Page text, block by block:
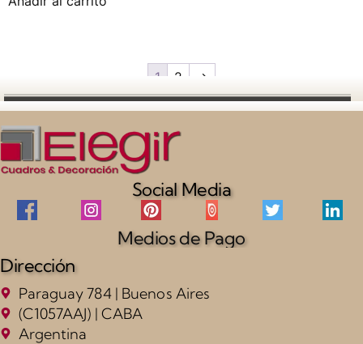
1 2 →
Social Media
Medios de Pago
Dirección
Paraguay 784 | Buenos Aires
(C1057AAJ) | CABA
Argentina